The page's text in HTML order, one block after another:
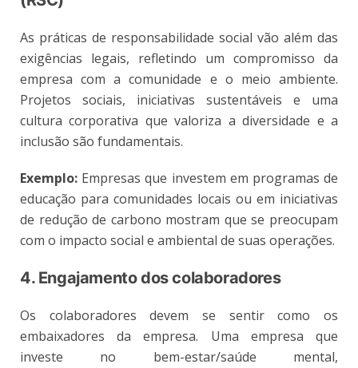
As práticas de responsabilidade social vão além das
exigências legais, refletindo um compromisso da
empresa com a comunidade e o meio ambiente.
Projetos sociais, iniciativas sustentáveis e uma
cultura corporativa que valoriza a diversidade e a
inclusão são fundamentais.
Exemplo: Empresas que investem em programas de
educação para comunidades locais ou em iniciativas
de redução de carbono mostram que se preocupam
com o impacto social e ambiental de suas operações.
4. Engajamento dos colaboradores
Os colaboradores devem se sentir como os
embaixadores da empresa. Uma empresa que
investe no bem-estar/saúde mental,